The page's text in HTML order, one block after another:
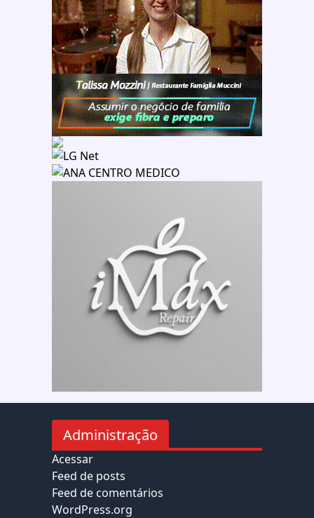
Administração
Acessar
Feed de posts
Feed de comentários
WordPress.org